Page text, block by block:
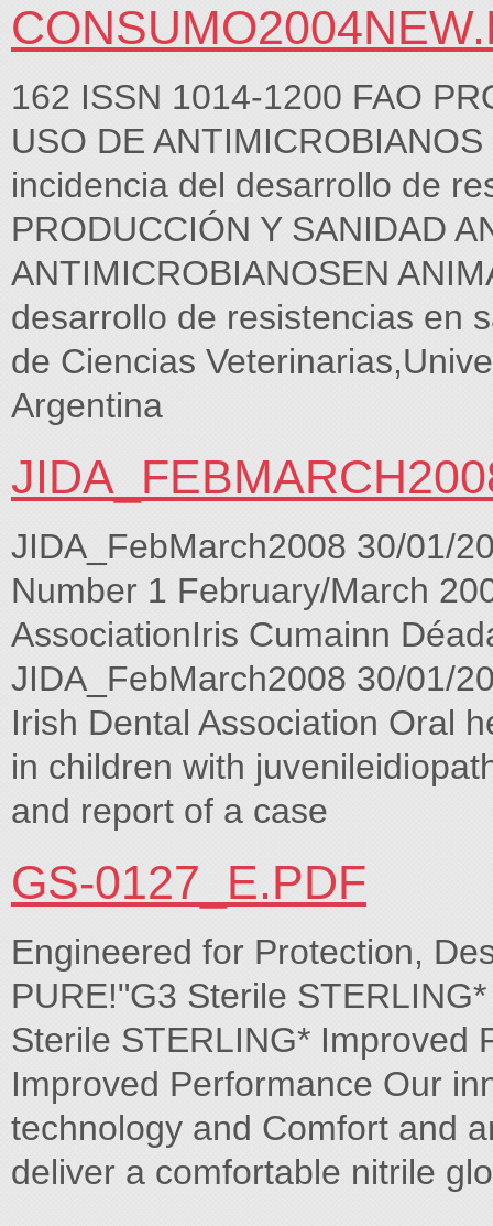
162 ISSN 1014-1200 FAO
USO DE
incidencia del desarrollo de
PRODUCCIÓN Y SANIDAD
ANTIMICROBIANOSEN
desarrollo de resistencias en
de Ciencias
Argentina
JIDA_FebMarch2008 30/01/
Number 1 February/March
AssociationIris Cumainn
JIDA_FebMarch2008 30/01/
Irish Dental Association Oral
in children with
and report of a case
GS-0127_E.PDF
Engineered for Protection,
PURE!"G3 Sterile
Sterile STERLING* Improved
Improved Performance Our
technology and Comfort and
deliver a comfortable nitrile